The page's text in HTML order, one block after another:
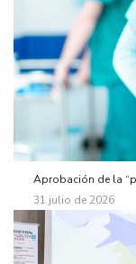
Aprobación de la
31 julio de 2026